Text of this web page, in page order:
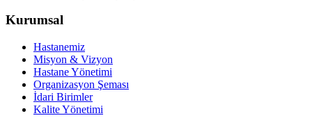
Kurumsal
Hastanemiz
Misyon & Vizyon
Hastane Yönetimi
Organizasyon Şeması
İdari Birimler
Kalite Yönetimi